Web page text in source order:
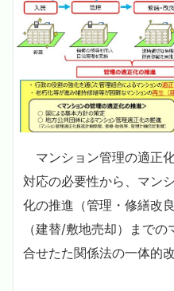
マンション管理の適正
対応の必要性から、マン
化の推進（管理・修繕改
（建替/敷地売却）まで
合せたた関係法の一体的